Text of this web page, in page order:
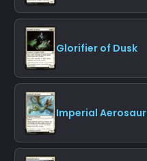
Glorifier of Dusk
Imperial Aerosaur